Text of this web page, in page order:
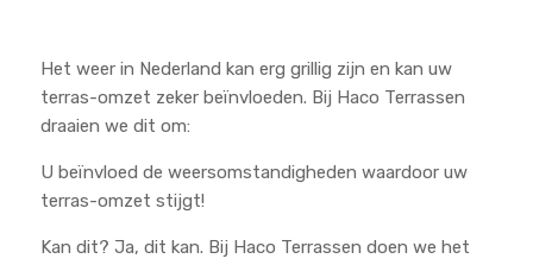
Het weer in Nederland kan erg grillig zijn en kan uw
terras-omzet zeker beïnvloeden. Bij Haco Terrassen
draaien we dit om:
U beïnvloed de weersomstandigheden waardoor uw
terras-omzet stijgt!
Kan dit? Ja, dit kan. Bij Haco Terrassen doen we het